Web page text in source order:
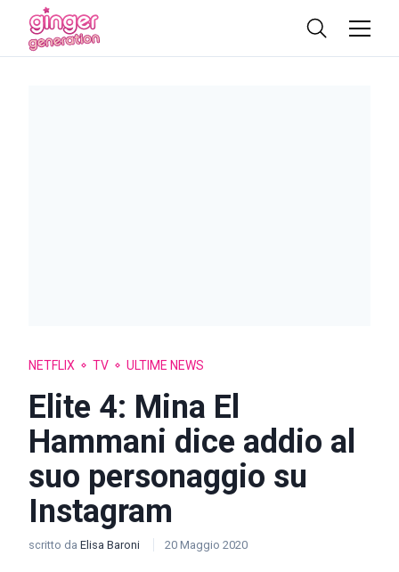
NETFLIX TV ULTIME NEWS
Elite 4: Mina El
Hammani dice addio al
suo personaggio su
Instagram
scritto da Elisa Baroni 20 Maggio 2020